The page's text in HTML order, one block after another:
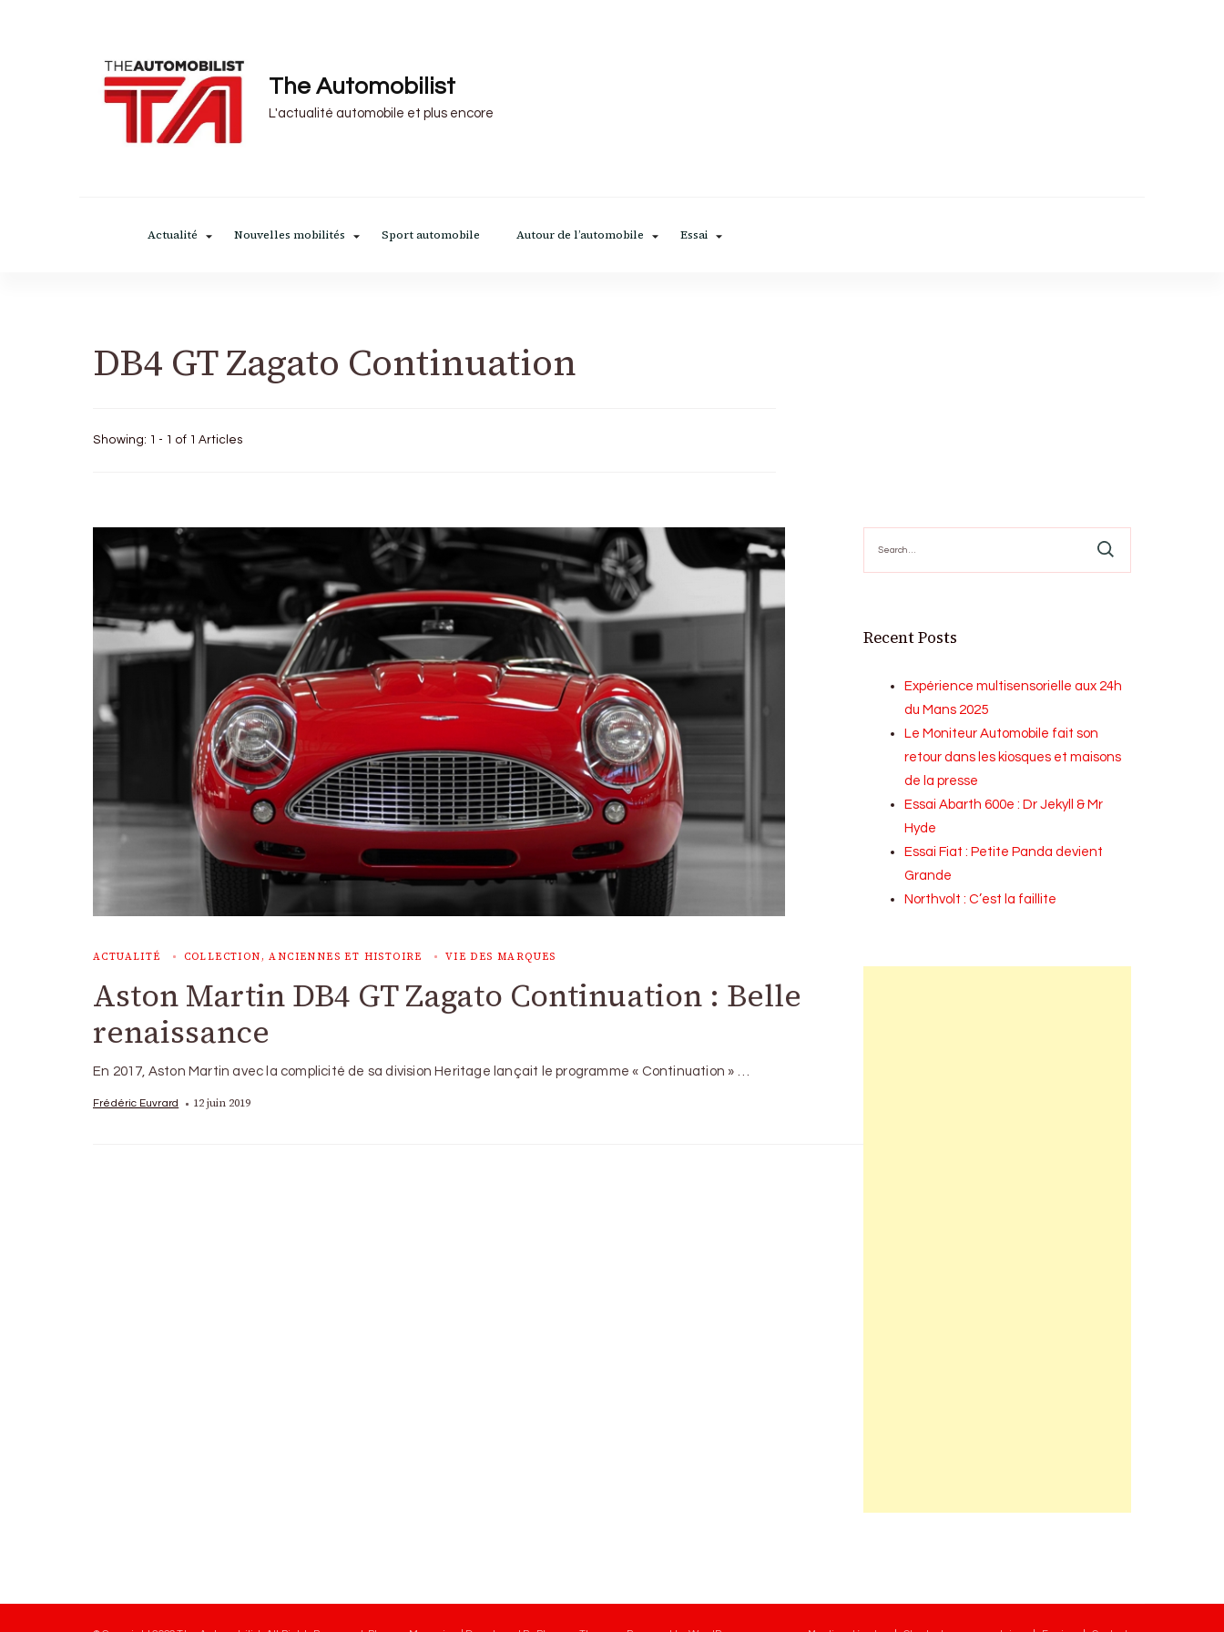
The Automobilist
L'actualité automobile et plus encore
Actualité Nouvelles mobilités Sport automobile Autour de l’automobile Essai
DB4 GT Zagato Continuation
Showing: 1 - 1 of 1 Articles
ACTUALITÉ COLLECTION, ANCIENNES ET HISTOIRE VIE DES MARQUES
Aston Martin DB4 GT Zagato Continuation : Belle
renaissance
En 2017, Aston Martin avec la complicité de sa division Heritage lançait le programme « Continuation » …
Frédéric Euvrard 12 juin 2019
for:
Recent Posts
Expérience multisensorielle aux 24h
du Mans 2025
Le Moniteur Automobile fait son
retour dans les kiosques et maisons
de la presse
Essai Abarth 600e : Dr Jekyll & Mr
Hyde
Essai Fiat : Petite Panda devient
Grande
Northvolt : C’est la faillite